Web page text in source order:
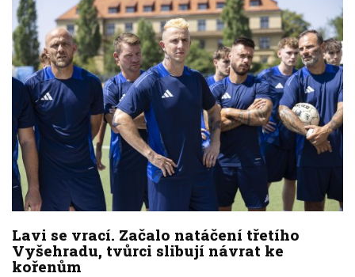
Lavi se vrací. Začalo natáčení třetího
Vyšehradu, tvůrci slibují návrat ke
kořenům